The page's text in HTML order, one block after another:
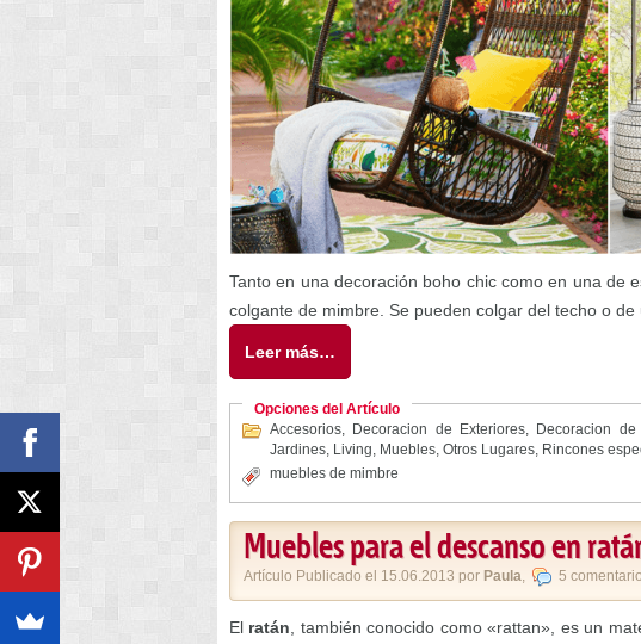
Tanto en una decoración boho chic como en una de
colgante de mimbre. Se pueden colgar del techo o de
Leer más…
Opciones del Artículo
Accesorios, Decoracion de Exteriores, Decoracion de
Jardines, Living, Muebles, Otros Lugares, Rincones
muebles de mimbre
Muebles para el descanso en
Artículo Publicado el 15.06.2013 por Paula, 5
El ratán, también conocido como «rattan», es un